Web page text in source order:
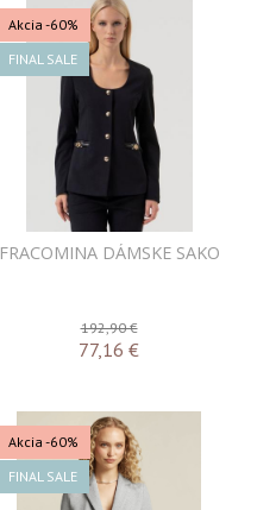
Akcia -60%
FINAL SALE
FRACOMINA DÁMSKE SAKO
192,90 €
77,16 €
Akcia -60%
FINAL SALE